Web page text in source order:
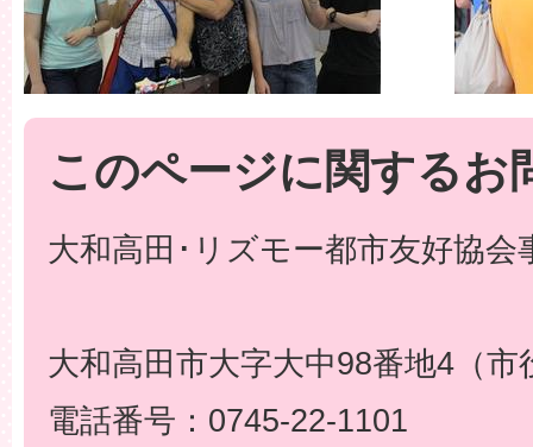
このページに関するお
大和高田･リズモー都市友好協会
大和高田市大字大中98番地4（市
電話番号：0745-22-1101